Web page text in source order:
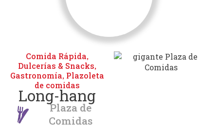
Comida Rápida,
Dulcerías & Snacks,
Gastronomía, Plazoleta
de comidas
Long-hang
Plaza de
Comidas